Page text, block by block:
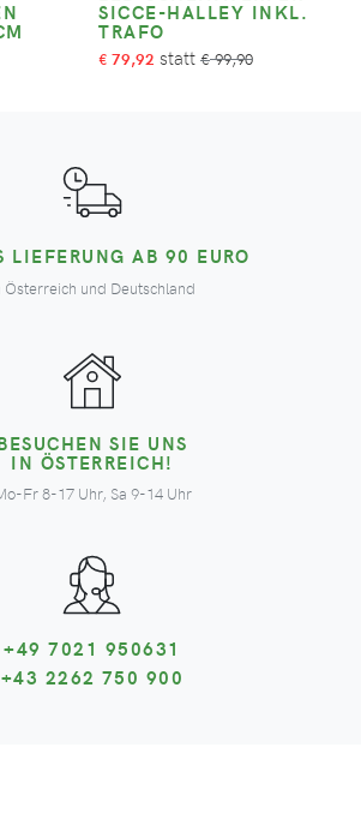
SICCE-HALLEY INKL.
TRAFO
€ 79,92 €99,90
LIEFERUNG AB 90 EURO
Österreich und Deutschland
SIE UNS
IN ÖSTERREICH!
Fr 8-17 Uhr, Sa 9-14 Uhr
+49 7021 950631
+43 2262 750 900